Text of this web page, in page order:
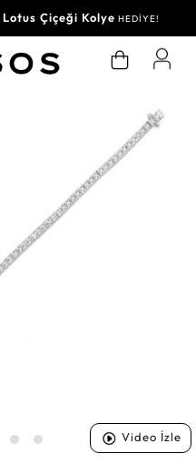
Lotus Çiçeği Kolye HEDİYE!
Video İzle